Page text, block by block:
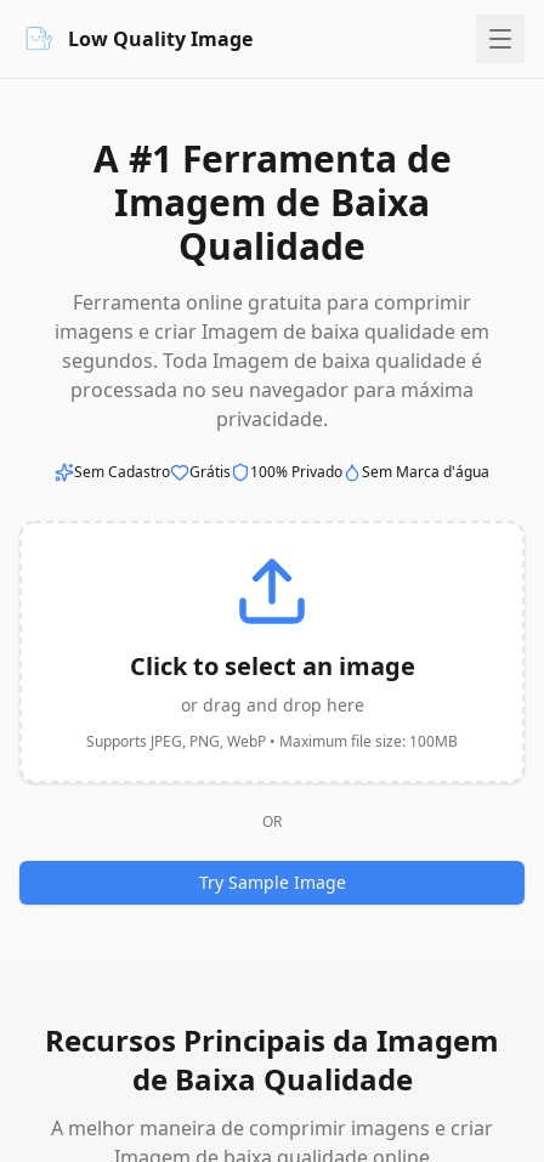
Low Quality Image
A #1 Ferramenta de
Imagem de Baixa
Qualidade
Ferramenta online gratuita para comprimir
imagens e criar Imagem de baixa qualidade em
segundos. Toda Imagem de baixa qualidade é
processada no seu navegador para máxima
privacidade.
Sem Cadastro Grátis 100% Privado Sem Marca d'água
Click to select an image
or drag and drop here
Supports JPEG, PNG, WebP • Maximum file size: 100MB
OR
Try Sample Image
Recursos Principais da Imagem
de Baixa Qualidade
A melhor maneira de comprimir imagens e criar